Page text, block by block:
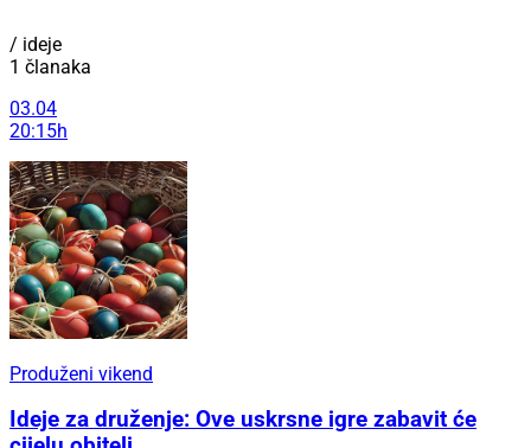
/ ideje
1 članaka
03.04
20:15h
Produženi vikend
Ideje za druženje: Ove uskrsne igre zabavit će